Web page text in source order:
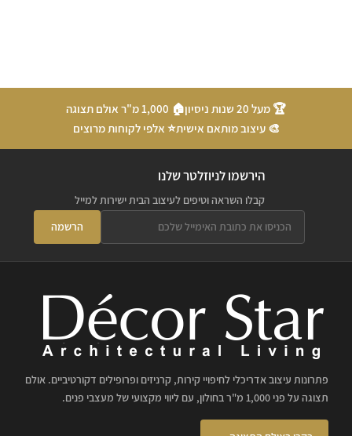
🏆 מעל 20 שנות ניסיון
🏠 1,000 מ"ר אולם תצוגה
🎨 עיצוב מותאם אישית⭐ אלפי לקוחות מרוצים
הירשמו לניוזלטר שלנו
קבלו השראה וטיפים לעיצוב הבית ישירות למייל
הרשמה
פתרונות עיצוב אדריכלי לחיפויי קירות, קרניזים ופרופילים דקורטיביים. אולם
תצוגה על פני 1,000 מ"ר בחולון, עם ליווי מקצועי של מעצבי פנים.